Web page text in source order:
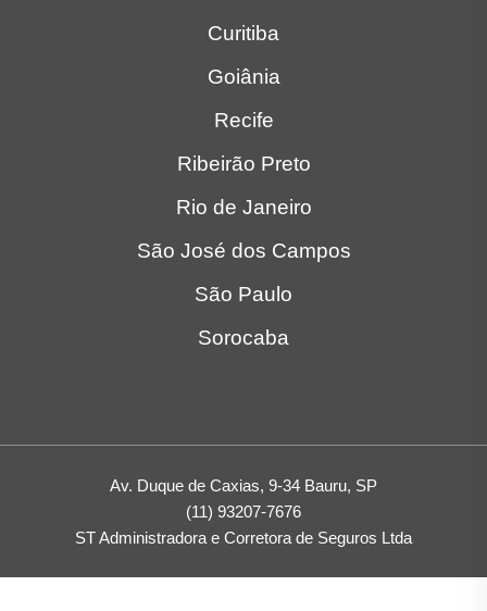
Curitiba
Goiânia
Recife
Ribeirão Preto
Rio de Janeiro
São José dos Campos
São Paulo
Sorocaba
Av. Duque de Caxias, 9-34 Bauru, SP
(11) 93207-7676
ST Administradora e Corretora de Seguros Ltda